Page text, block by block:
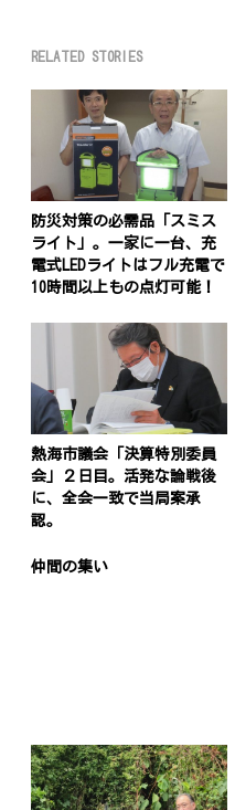
RELATED STORIES
防災対策の必需品「スミス
ライト」。一家に一台、充
電式LEDライトはフル充電で
10時間以上もの点灯可能！
熱海市議会「決算特別委員
会」２日目。活発な論戦後
に、全会一致で当局案承
認。
仲間の集い